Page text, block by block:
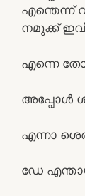
എന്തെന്ന്
നമുക്ക്
എന്നെ തോ
അപ്പോൾ
എന്നാ
ഡേ